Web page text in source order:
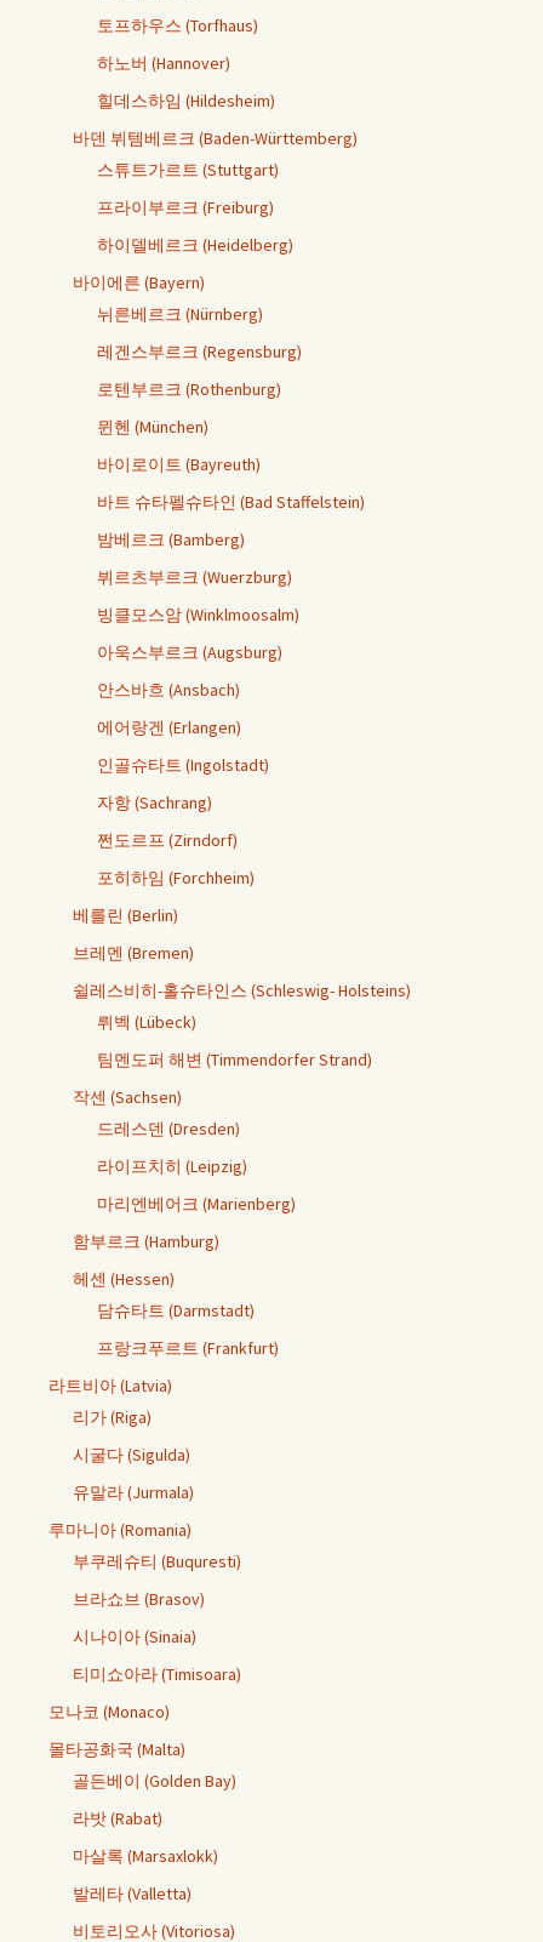
토프하우스 (Torfhaus)
하노버 (Hannover)
힐데스하임 (Hildesheim)
바덴 뷔템베르크 (Baden-Württemberg)
스튜트가르트 (Stuttgart)
프라이부르크 (Freiburg)
하이델베르크 (Heidelberg)
바이에른 (Bayern)
뉘른베르크 (Nürnberg)
레겐스부르크 (Regensburg)
로텐부르크 (Rothenburg)
뮌헨 (München)
바이로이트 (Bayreuth)
바트 슈타펠슈타인 (Bad Staffelstein)
밤베르크 (Bamberg)
뷔르츠부르크 (Wuerzburg)
빙클모스암 (Winklmoosalm)
아욱스부르크 (Augsburg)
안스바흐 (Ansbach)
에어랑겐 (Erlangen)
인골슈타트 (Ingolstadt)
자항 (Sachrang)
쩐도르프 (Zirndorf)
포히하임 (Forchheim)
베를린 (Berlin)
브레멘 (Bremen)
쉴레스비히-홀슈타인스 (Schleswig- Holsteins)
뤼벡 (Lübeck)
팀멘도퍼 해변 (Timmendorfer Strand)
작센 (Sachsen)
드레스덴 (Dresden)
라이프치히 (Leipzig)
마리엔베어크 (Marienberg)
함부르크 (Hamburg)
헤센 (Hessen)
담슈타트 (Darmstadt)
프랑크푸르트 (Frankfurt)
라트비아 (Latvia)
리가 (Riga)
시굴다 (Sigulda)
유말라 (Jurmala)
루마니아 (Romania)
부쿠레슈티 (Buquresti)
브라쇼브 (Brasov)
시나이아 (Sinaia)
티미쇼아라 (Timisoara)
모나코 (Monaco)
몰타공화국 (Malta)
골든베이 (Golden Bay)
라밧 (Rabat)
마살록 (Marsaxlokk)
발레타 (Valletta)
비토리오사 (Vitoriosa)